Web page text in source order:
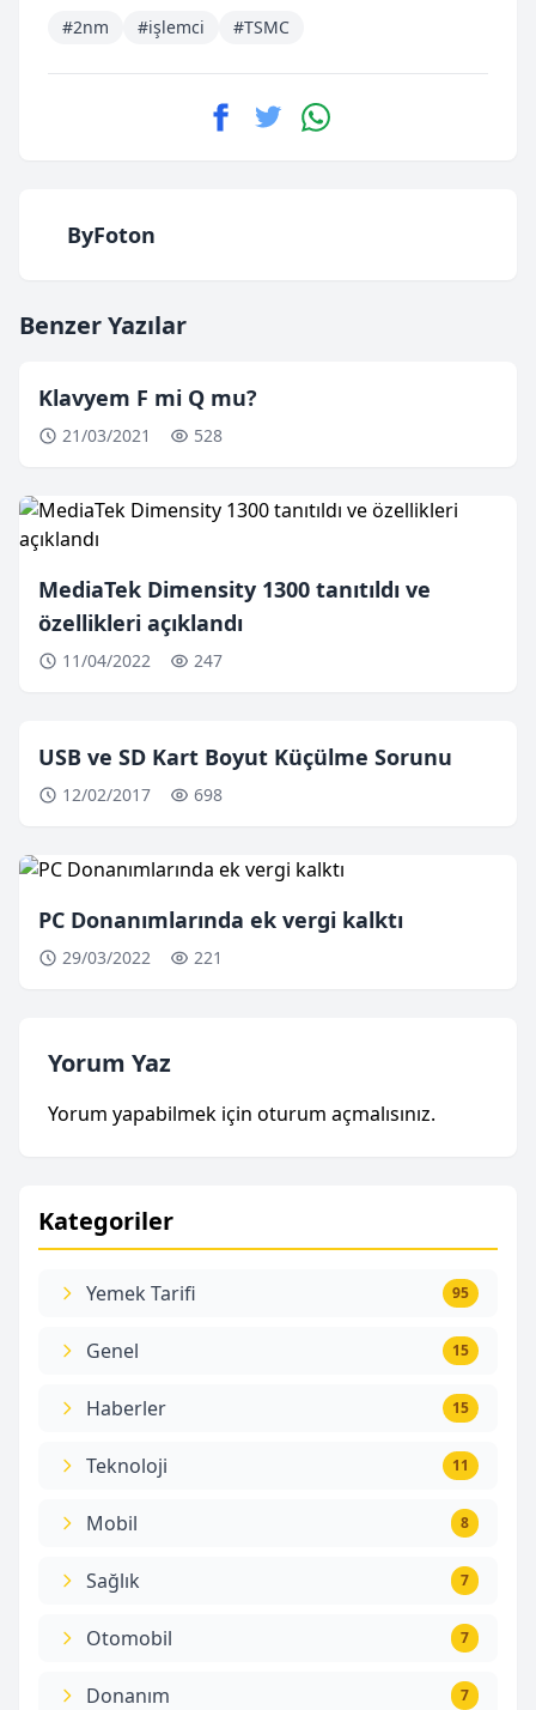
Kategoriler
Yemek Tarifi 95
Genel 15
Haberler 15
Teknoloji 11
Mobil 8
Sağlık 7
Otomobil 7
Donanım 7
#2nm #işlemci #TSMC
ByFoton
Benzer Yazılar
Klavyem F mi Q mu?
21/03/2021 528
MediaTek Dimensity 1300 tanıtıldı ve
özellikleri açıklandı
11/04/2022 247
USB ve SD Kart Boyut Küçülme Sorunu
12/02/2017 698
PC Donanımlarında ek vergi kalktı
29/03/2022 221
Yorum Yaz
Yorum yapabilmek için oturum açmalısınız.